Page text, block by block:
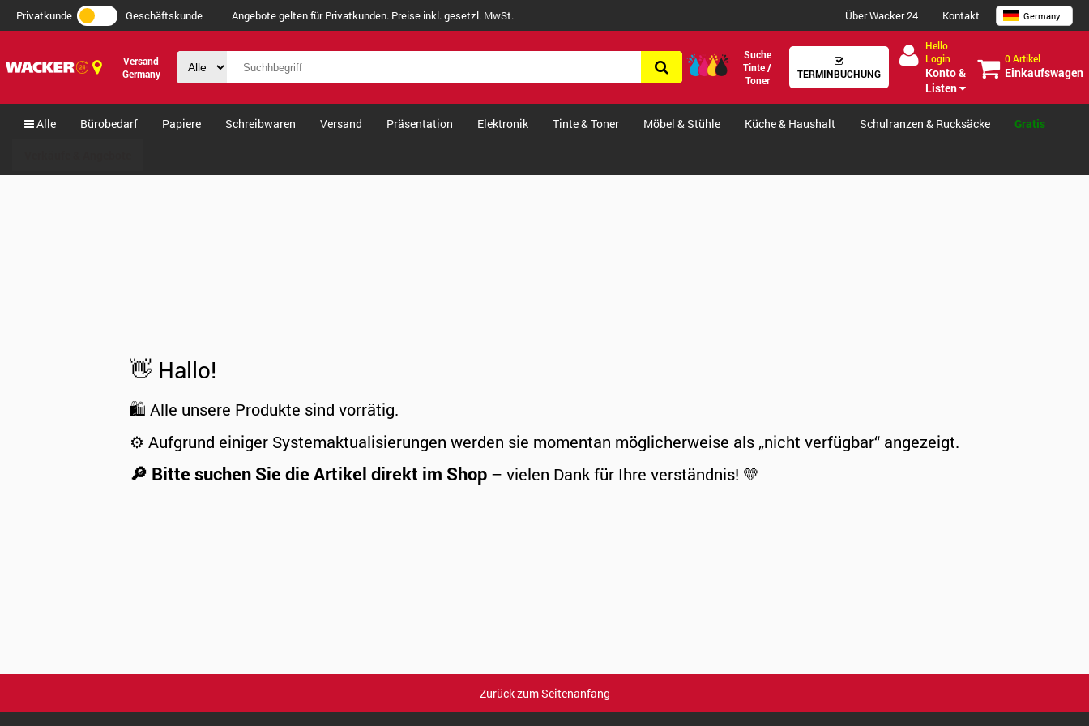
Privatkunde Geschäftskunde Angebote gelten für Privatkunden. Preise inkl. gesetzl. MwSt. Über Wacker 24 Kontakt Germany
Versand
Germany
Suche
Tinte /
Toner
TERMINBUCHUNG
Hello
Login
Konto &
Listen
0 Artikel
Einkaufswagen
Alle Bürobedarf Papiere Schreibwaren Versand Präsentation Elektronik Tinte & Toner Möbel & Stühle Küche & Haushalt Schulranzen & Rucksäcke Gratis
👋 Hallo!
🛍️ Alle unsere Produkte sind vorrätig.
⚙️ Aufgrund einiger Systemaktualisierungen werden sie momentan möglicherweise als „nicht verfügbar“ angezeigt.
🔎 Bitte suchen Sie die Artikel direkt im Shop – vielen Dank für Ihre verständnis! 💛
Zurück zum Seitenanfang